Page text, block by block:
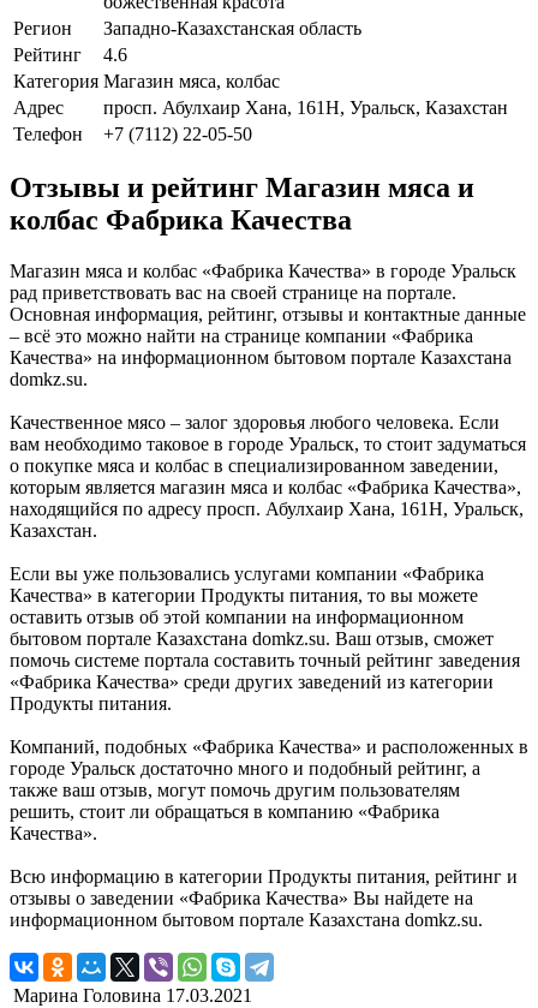
Регион
Западно-Казахстанская область
Рейтинг
4.6
Категория Магазин мяса, колбас
Адрес
просп. Абулхаир Хана, 161H, Уральск, Казахстан
Телефон
+7 (7112) 22-05-50
Отзывы и рейтинг Магазин мяса и
колбас Фабрика Качества
Магазин мяса и колбас «Фабрика Качества» в городе Уральск
рад приветствовать вас на своей странице на портале.
Основная информация, рейтинг, отзывы и контактные данные
– всё это можно найти на странице компании «Фабрика
Качества» на информационном бытовом портале Казахстана
domkz.su.
Качественное мясо – залог здоровья любого человека. Если
вам необходимо таковое в городе Уральск, то стоит задуматься
о покупке мяса и колбас в специализированном заведении,
которым является магазин мяса и колбас «Фабрика Качества»,
находящийся по адресу просп. Абулхаир Хана, 161H, Уральск,
Казахстан.
Если вы уже пользовались услугами компании «Фабрика
Качества» в категории Продукты питания, то вы можете
оставить отзыв об этой компании на информационном
бытовом портале Казахстана domkz.su. Ваш отзыв, сможет
помочь системе портала составить точный рейтинг заведения
«Фабрика Качества» среди других заведений из категории
Продукты питания.
Компаний, подобных «Фабрика Качества» и расположенных в
городе Уральск достаточно много и подобный рейтинг, а
также ваш отзыв, могут помочь другим пользователям
решить, стоит ли обращаться в компанию «Фабрика
Качества».
Всю информацию в категории Продукты питания, рейтинг и
отзывы о заведении «Фабрика Качества» Вы найдете на
информационном бытовом портале Казахстана domkz.su.
Марина Головина 17.03.2021